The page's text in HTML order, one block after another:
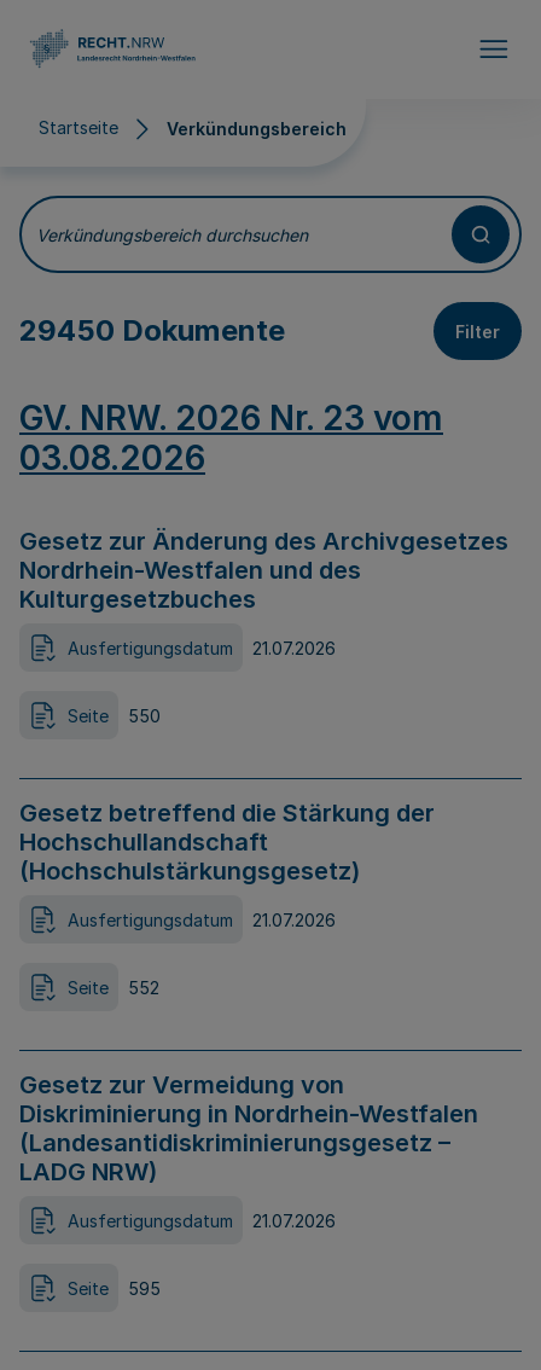
Startseite Verkündungsbereich
Verkündungsbereich
Verkündungsbereich durchsuchen
29450 Dokumente Filter
GV. NRW. 2026 Nr. 23 vom
03.08.2026
Gesetz zur Änderung des Archivgesetzes
Nordrhein-Westfalen und des
Kulturgesetzbuches
Ausfertigungsdatum 21.07.2026
Seite 550
Gesetz betreffend die Stärkung der
Hochschullandschaft
(Hochschulstärkungsgesetz)
Ausfertigungsdatum 21.07.2026
Seite 552
Gesetz zur Vermeidung von
Diskriminierung in Nordrhein-Westfalen
(Landesantidiskriminierungsgesetz –
LADG NRW)
Ausfertigungsdatum 21.07.2026
Seite 595